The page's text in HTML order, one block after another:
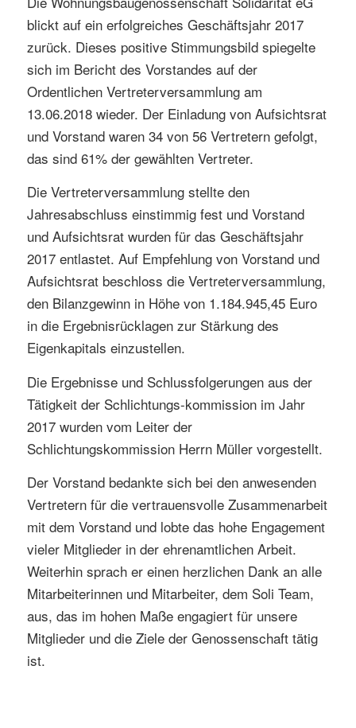
blickt auf ein erfolgreiches Geschäftsjahr 2017
zurück. Dieses positive Stimmungsbild spiegelte
sich im Bericht des Vorstandes auf der
Ordentlichen Vertreterversammlung am
13.06.2018 wieder. Der Einladung von Aufsichtsrat
und Vorstand waren 34 von 56 Vertretern gefolgt,
das sind 61% der gewählten Vertreter.
Die Vertreterversammlung stellte den
Jahresabschluss einstimmig fest und Vorstand
und Aufsichtsrat wurden für das Geschäftsjahr
2017 entlastet. Auf Empfehlung von Vorstand und
Aufsichtsrat beschloss die Vertreterversammlung,
den Bilanzgewinn in Höhe von 1.184.945,45 Euro
in die Ergebnisrücklagen zur Stärkung des
Eigenkapitals einzustellen.
Die Ergebnisse und Schlussfolgerungen aus der
Tätigkeit der Schlichtungs-kommission im Jahr
2017 wurden vom Leiter der
Schlichtungskommission Herrn Müller vorgestellt.
Der Vorstand bedankte sich bei den anwesenden
Vertretern für die vertrauensvolle Zusammenarbeit
mit dem Vorstand und lobte das hohe Engagement
vieler Mitglieder in der ehrenamtlichen Arbeit.
Weiterhin sprach er einen herzlichen Dank an alle
Mitarbeiterinnen und Mitarbeiter, dem Soli Team,
aus, das im hohen Maße engagiert für unsere
Mitglieder und die Ziele der Genossenschaft tätig
ist.